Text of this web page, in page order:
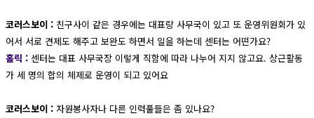
코러스보이 : 친구사이 같은 경우에는 대표랑 사무국이 있고 또 운영위원회가 있
어서 서로 견제도 해주고 보완도 하면서 일을 하는데 센터는 어떤가요?
홀릭 : 센터는 대표 사무국장 이렇게 직함에 따라 나누어 지지 않고요. 상근활동
가 세 명의 합의 체제로 운영이 되고 있어요
코러스보이 : 자원봉사자나 다른 인력풀들은 좀 있나요?